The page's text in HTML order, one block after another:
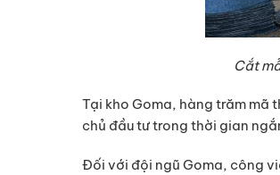
Cắt
Tại kho Goma, hàng trăm mã
chủ đầu tư trong thời gian
Đối với đội ngũ Goma, công